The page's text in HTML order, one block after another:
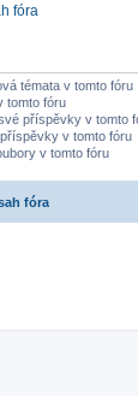
fóra
témata v tomto fóru
tomto fóru
příspěvky v tomto
v tomto fóru
v tomto fóru
fóra